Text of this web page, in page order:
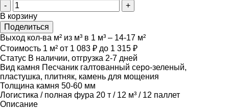
-
+
В корзину
Поделиться
Выход кол-ва м² из м³ в 1 м³ – 14-17 м²
Стоимость 1 м² от 1 083 ₽ до 1 315 ₽
Статус В наличии, отгрузка 2-7 дней
Вид камня Песчаник галтованный серо-зеленый,
пластушка, плитняк, камень для мощения
Толщина камня 50-60 мм
Логистика / полная фура 20 т / 12 м³ / 12 паллет
Описание